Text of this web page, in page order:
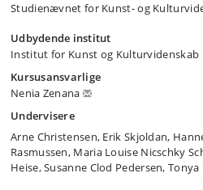
Studienævnet for Kunst- og
Udbydende institut
Institut for Kunst og Kulturvidenskab
Kursusansvarlige
Nenia Zenana
Undervisere
Arne Christensen, Erik Skjoldan,
Rasmussen, Maria Louise Nicschky
Heise, Susanne Clod Pedersen,